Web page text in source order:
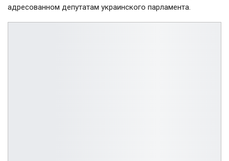
адресованном депутатам украинского парламента.